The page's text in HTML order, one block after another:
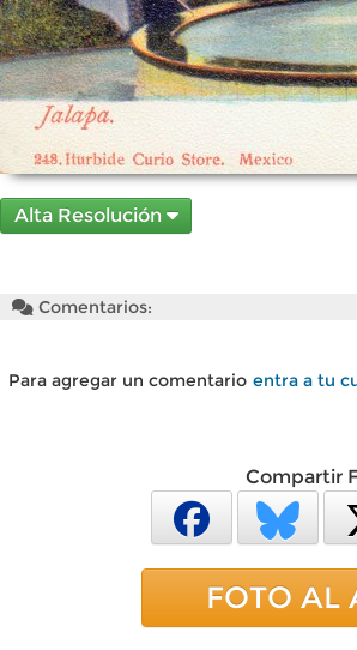
Alta Resolución
Comentarios:
Para agregar un comentario entra a tu
Compartir
FOTO AL